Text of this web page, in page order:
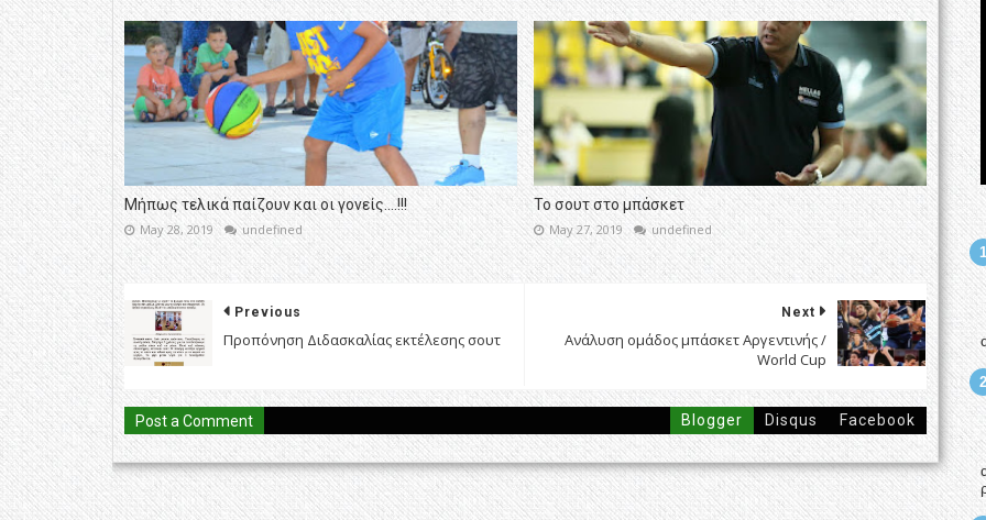
Μήπως τελικά παίζουν και οι γονείς....!!!
May 28, 2019 undefined
Το σουτ στο μπάσκετ
May 27, 2019 undefined
Next
Ανάλυση ομάδος μπάσκετ Αργεντινής /
World Cup
Previous
Προπόνηση Διδασκαλίας εκτέλεσης σουτ
Post a Comment Blogger Disqus Facebook